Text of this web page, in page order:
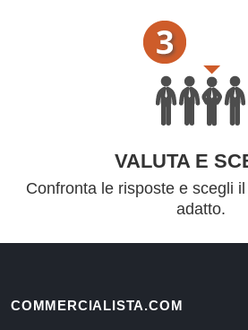
VALUTA E
Confronta le risposte e scegli
adatto.
COMMERCIALISTA.COM